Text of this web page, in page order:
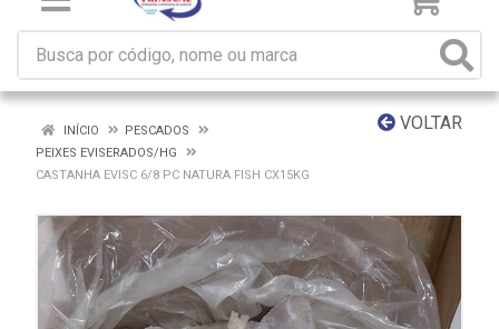
VOLTAR
INÍCIO
PESCADOS
PEIXES EVISERADOS/HG
CASTANHA EVISC 6/8 PC NATURA FISH CX15KG